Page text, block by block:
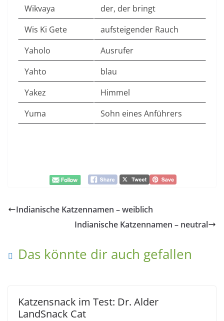
Wikvaya
der, der bringt
Wis Ki Gete
aufsteigender Rauch
Yaholo
Ausrufer
Yahto
blau
Yakez
Himmel
Yuma
Sohn eines Anführers
Indianische Katzennamen – weiblich
Indianische Katzennamen – neutral
Das könnte dir auch gefallen
Katzensnack im Test: Dr. Alder
LandSnack Cat